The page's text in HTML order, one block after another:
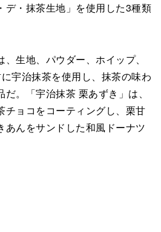
デ・抹茶生地」を使用した3種類
生地、パウダー、ホイップ、
宇治抹茶を使用し、抹茶の味わ
。「宇治抹茶 栗あずき」は、
チョコをコーティングし、栗甘
あんをサンドした和風ドーナツ